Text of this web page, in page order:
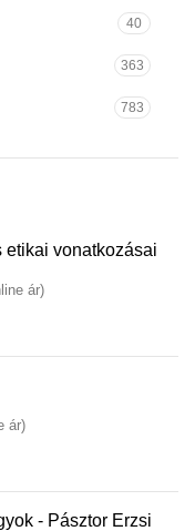
40
363
783
etikai vonatkozásai
ár)
ár)
- Pásztor Erzsi